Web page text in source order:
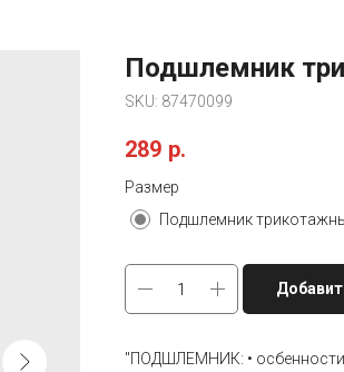
Подшлемник
SKU: 87470099
289 р.
Размер
Подшлемник
"ПОДШЛЕМНИК: • осбенности